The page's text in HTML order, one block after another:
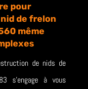
pour
de frelon
même
de nids de
s’engage à vous